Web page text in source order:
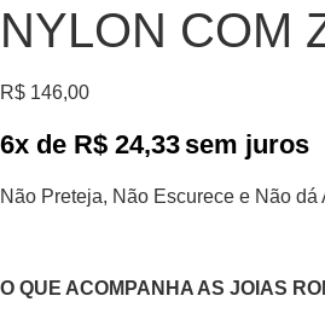
NYLON COM
R$ 146,00
6x de R$ 24,33 sem juros
Não Preteja, Não Escurece e Não dá
O QUE ACOMPANHA AS JOIAS